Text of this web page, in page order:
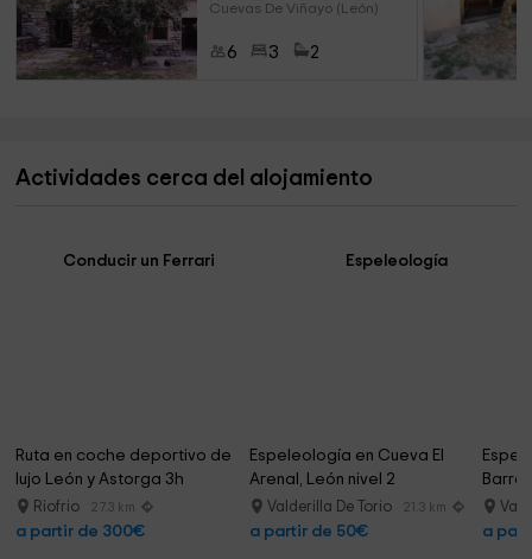
Cuevas De Viñayo (León)
6 3 2
Actividades cerca del alojamiento
Conducir un Ferrari
Ruta en coche deportivo de
lujo León y Astorga 3h
Riofrio 27.3 km
a partir de 300€
Espeleología
Espeleología en Cueva El
Arenal, León nivel 2
Valderilla De Torio 21.3 km
a partir de 50€
Barro,
a